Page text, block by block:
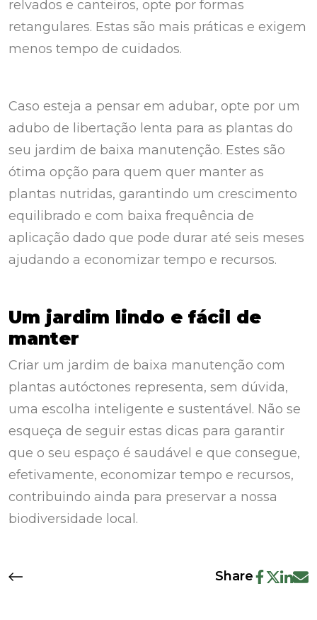
relvados e canteiros, opte por formas
retangulares. Estas são mais práticas e exigem
menos tempo de cuidados.
Caso esteja a pensar em adubar, opte por um
adubo de libertação lenta para as plantas do
seu jardim de baixa manutenção. Estes são
ótima opção para quem quer manter as
plantas nutridas, garantindo um crescimento
equilibrado e com baixa frequência de
aplicação dado que pode durar até seis meses
ajudando a economizar tempo e recursos.
Um jardim lindo e fácil de
manter
Criar um jardim de baixa manutenção com
plantas autóctones representa, sem dúvida,
uma escolha inteligente e sustentável. Não se
esqueça de seguir estas dicas para garantir
que o seu espaço é saudável e que consegue,
efetivamente, economizar tempo e recursos,
contribuindo ainda para preservar a nossa
biodiversidade local.
Share